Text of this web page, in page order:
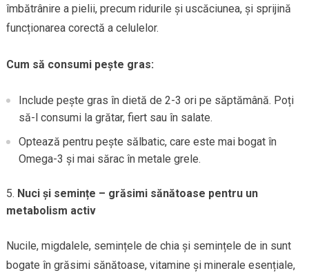
îmbătrânire a pielii, precum ridurile și uscăciunea, și sprijină
funcționarea corectă a celulelor.
Cum să consumi pește gras:
Include pește gras în dietă de 2-3 ori pe săptămână. Poți
să-l consumi la grătar, fiert sau în salate.
Optează pentru pește sălbatic, care este mai bogat în
Omega-3 și mai sărac în metale grele.
Nuci și semințe – grăsimi sănătoase pentru un
metabolism activ
Nucile, migdalele, semințele de chia și semințele de in sunt
bogate în grăsimi sănătoase, vitamine și minerale esențiale,